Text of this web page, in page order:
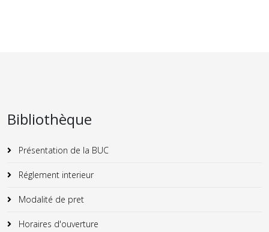
Bibliothèque
Présentation de la BUC
Réglement interieur
Modalité de pret
Horaires d'ouverture